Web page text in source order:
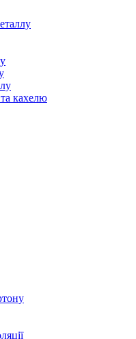
кахелю